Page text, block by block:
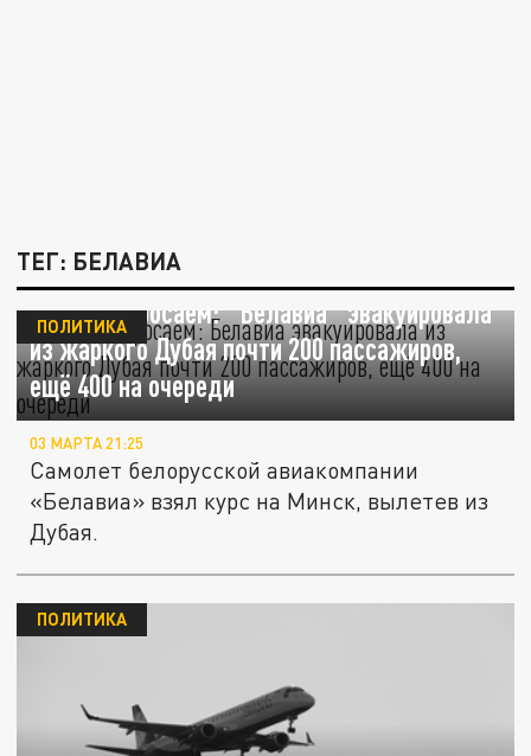
ТЕГ: БЕЛАВИА
Своих не бросаем: "Белавиа" эвакуировала
из жаркого Дубая почти 200 пассажиров,
ещё 400 на очереди
ПОЛИТИКА
03 МАРТА 21:25
Самолет белорусской авиакомпании
«Белавиа» взял курс на Минск, вылетев из
Дубая.
ПОЛИТИКА